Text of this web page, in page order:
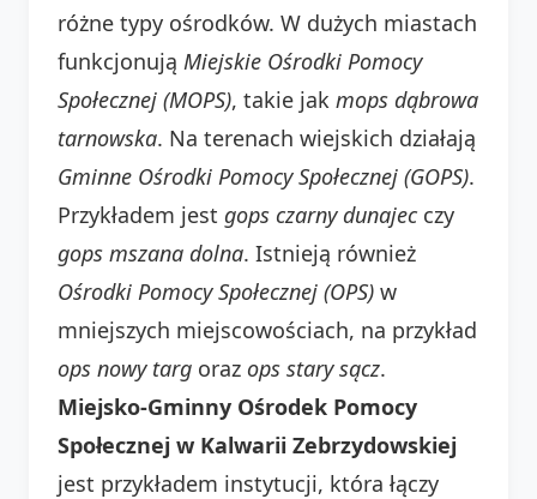
różne typy ośrodków. W dużych miastach
funkcjonują Miejskie Ośrodki Pomocy
Społecznej (MOPS), takie jak mops dąbrowa
tarnowska. Na terenach wiejskich działają
Gminne Ośrodki Pomocy Społecznej (GOPS).
Przykładem jest gops czarny dunajecczy
gops mszana dolna. Istnieją również
Ośrodki Pomocy Społecznej (OPS) w
mniejszych miejscowościach, na przykład
ops nowy targ oraz ops stary sącz.
Miejsko-Gminny Ośrodek Pomocy
Społecznej w Kalwarii Zebrzydowskiej
jest przykładem instytucji, która łączy